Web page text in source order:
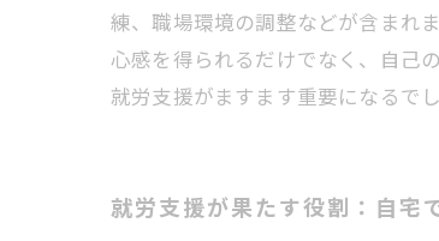
練、職場環境の調整などが含まれ
心感を得られるだけでなく、自己
就労支援がますます重要になるで
就労支援が果たす役割：自宅